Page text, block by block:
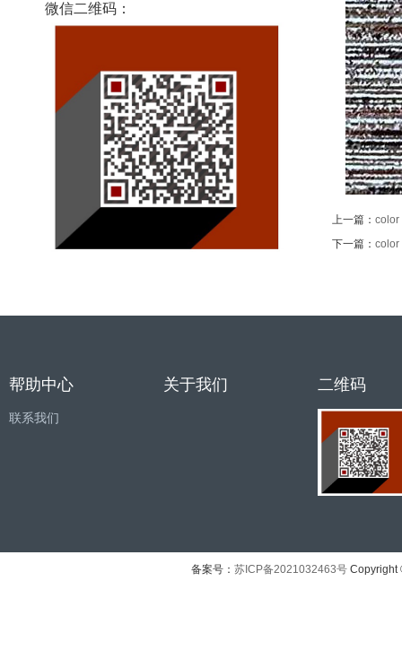
微信二维码：
上一篇： color
下一篇： color
帮助中心
联系我们
关于我们 二维码
备案号： 苏ICP备2021032463号 Copyright